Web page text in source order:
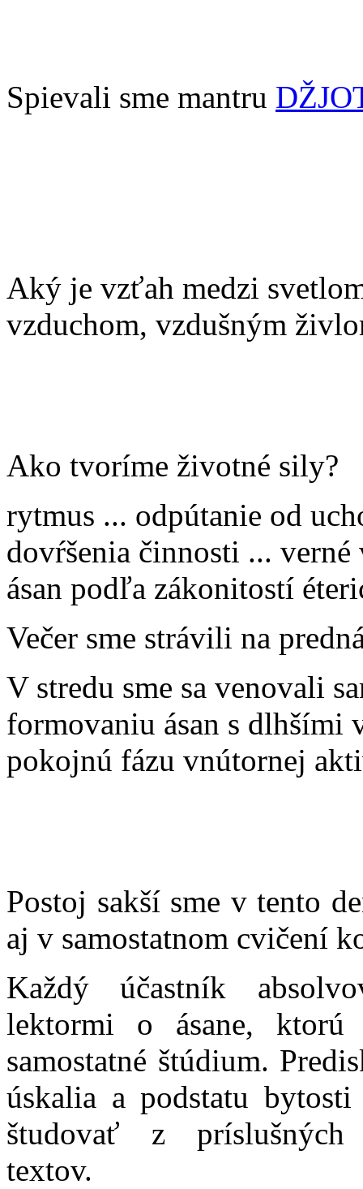
Spievali sme mantru
Aký je vzťah medzi
vzduchom, vzdušným
Ako tvoríme životné sily?
rytmus ... odpútanie od
dovŕšenia činnosti ...
ásan podľa zákonitostí
Večer sme strávili na
V stredu sme sa venovali
formovaniu ásan s dlhšími
pokojnú fázu vnútornej
Postoj sakší sme v tento
aj v samostatnom cvičení
Každý účastník
lektormi o ásane,
samostatné štúdium.
úskalia a podstatu
študovať z príslušných
textov.